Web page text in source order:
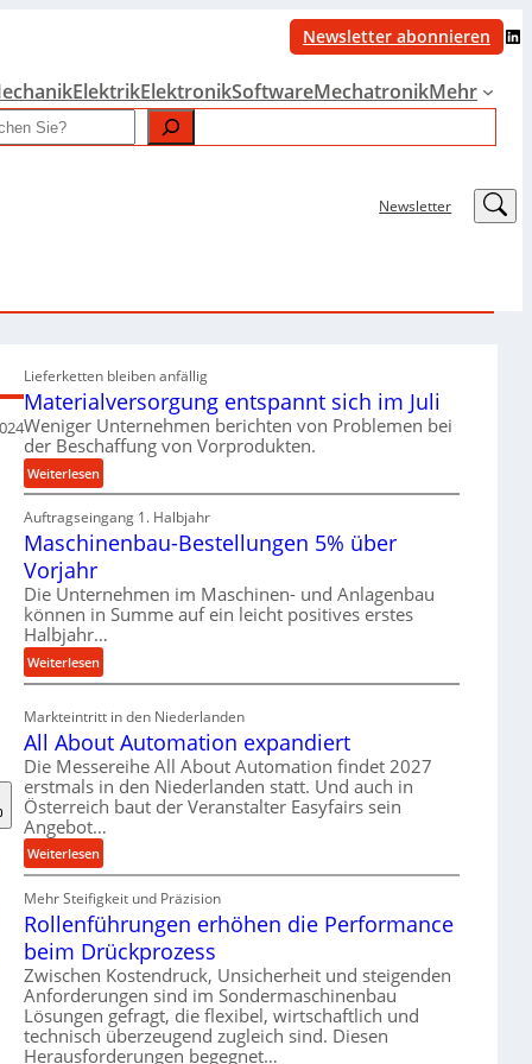
Newsletter abonnieren LinkedIn
ElektrikElektronikSoftwareMechatronikMehr
Newsletter LinkedIn
Lieferketten bleiben anfällig
Materialversorgung entspannt sich im Juli
Weniger Unternehmen berichten von Problemen bei
der Beschaffung von Vorprodukten.
Weiterlesen:
M
a
t
l
v
r
s
o
r
g
u
n
g
e
n
t
p
a
n
n
Auftragseingang 1. Halbjahr
Maschinenbau-Bestellungen 5% über
Vorjahr
Die Unternehmen im Maschinen- und Anlagenbau
können in Summe auf ein leicht positives erstes
Halbjahr…
Weiterlesen:
M
c
h
i
n
e
n
a
u
-
B
e
s
t
Markteintritt in den Niederlanden
All About Automation expandiert
Die Messereihe All About Automation findet 2027
erstmals in den Niederlanden statt. Und auch in
Österreich baut der Veranstalter Easyfairs sein
Angebot…
Weiterlesen:
A
l
l
b
o
u
t
A
Mehr Steifigkeit und Präzision
Rollenführungen erhöhen die Performance
beim Drückprozess
Zwischen Kostendruck, Unsicherheit und steigenden
Anforderungen sind im Sondermaschinenbau
Lösungen gefragt, die flexibel, wirtschaftlich und
technisch überzeugend zugleich sind. Diesen
Herausforderungen begegnet…